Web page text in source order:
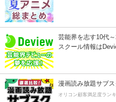
芸能界を志す10代
スクール情報は
漫画読み放題サブス
オリコン顧客満足度ラン